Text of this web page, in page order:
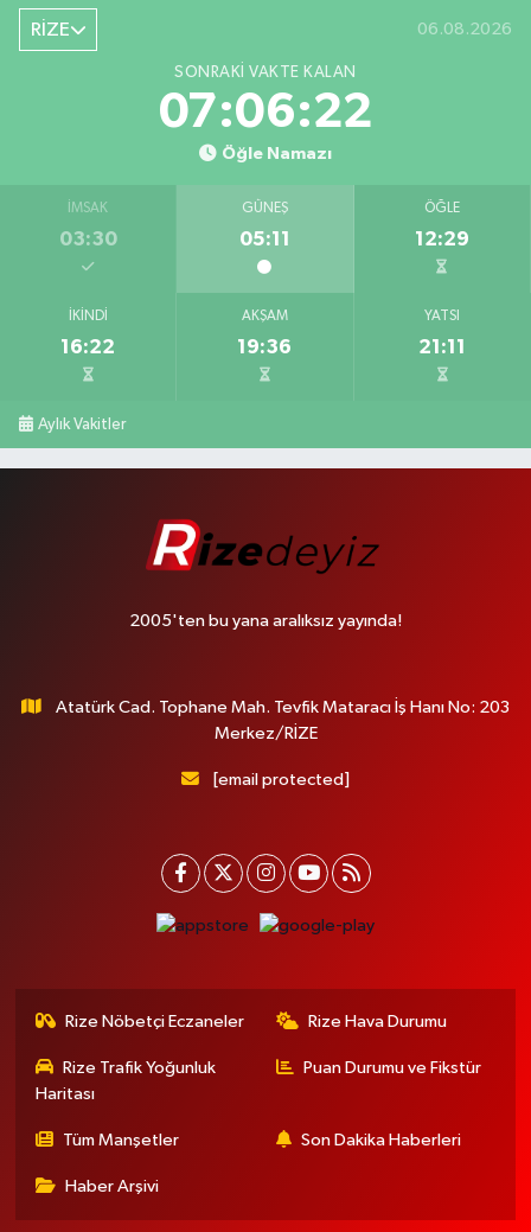
RİZE 06.08.2026
SONRAKI VAKTE KALAN
07:06:21
Öğle Namazı
İMSAK
03:30
GÜNEŞ
05:11
ÖĞLE
12:29
İKINDI
16:22
AKŞAM
19:36
YATSI
21:11
Aylık Vakitler
2005'ten bu yana aralıksız yayında!
Atatürk Cad. Tophane Mah. Tevfik Mataracı İş Hanı No: 203
Merkez/RİZE
[email protected]
Rize Nöbetçi Eczaneler Rize Hava Durumu
Rize Trafik Yoğunluk
Haritası
Puan Durumu ve Fikstür
Tüm Manşetler Son Dakika Haberleri
Haber Arşivi